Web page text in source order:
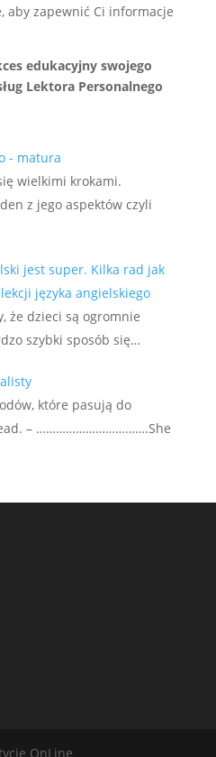
aby zapewnić Ci informacje
edukacyjny swojego
Lektora Personalnego
- matura
wielkimi krokami.
z jego aspektów czyli
jest super. Kilka rad jak
języka angielskiego
że dzieci są ogromnie
szybki sposób się…
które pasują do
– …………………………….She
OnLine